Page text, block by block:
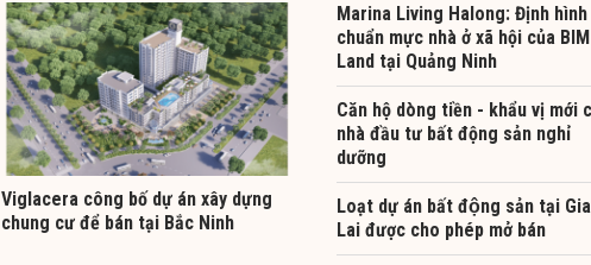
Viglacera công bố dự án xây dựng
chung cư để bán tại Bắc Ninh
Marina Living Halong: Định hình
chuẩn mực nhà ở xã hội của BIM
Land tại Quảng Ninh
Căn hộ dòng tiền - khẩu vị mới
nhà đầu tư bất động sản nghỉ
dưỡng
Loạt dự án bất động sản tại Gia
Lai được cho phép mở bán